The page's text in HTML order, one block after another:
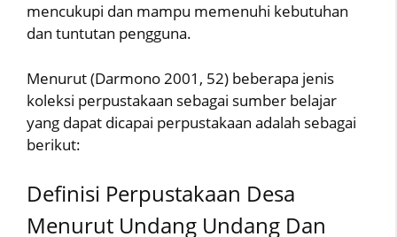
mencukupi dan mampu memenuhi kebutuhan
dan tuntutan pengguna.
Menurut (Darmono 2001, 52) beberapa jenis
koleksi perpustakaan sebagai sumber belajar
yang dapat dicapai perpustakaan adalah sebagai
berikut:
Definisi Perpustakaan Desa
Menurut Undang Undang Dan